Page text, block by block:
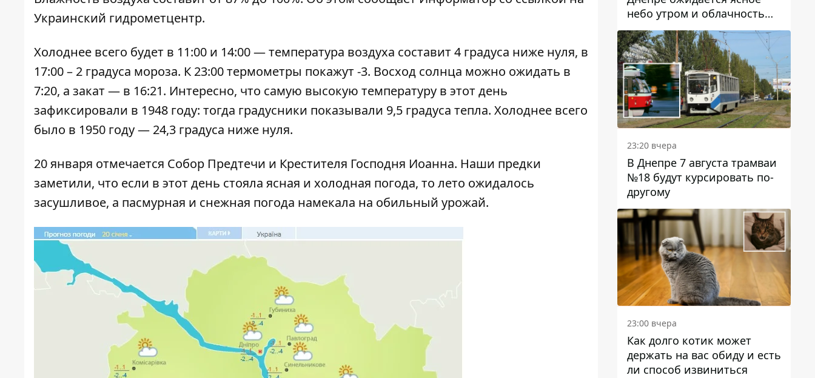
Украинский гидрометцентр.
Холоднее всего будет в 11:00 и 14:00 — температура воздуха составит 4 градуса ниже нуля, в
17:00 – 2 градуса мороза. К 23:00 термометры покажут -3. Восход солнца можно ожидать в
7:20, а закат — в 16:21. Интересно, что самую высокую температуру в этот день
зафиксировали в 1948 году: тогда градусники показывали 9,5 градуса тепла. Холоднее всего
было в 1950 году — 24,3 градуса ниже нуля.
20 января отмечается Собор Предтечи и Крестителя Господня Иоанна. Наши предки
заметили, что если в этот день стояла ясная и холодная погода, то лето ожидалось
засушливое, а пасмурная и снежная погода намекала на обильный урожай.
небо утром и облачность
после обеда
23:20 вчера
В Днепре 7 августа трамваи
№18 будут курсировать по-
другому
23:00 вчера
Как долго котик может
держать на вас обиду и есть
ли способ извиниться